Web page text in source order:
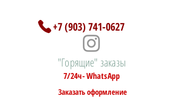
+7 (903) 741-0627
"Горящие" заказы
7/24ч- WhatsApp
Заказать оформление